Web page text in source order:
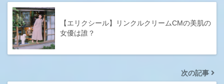
【エリクシール】リンクルクリームCMの美肌の
女優は誰？
次の記事